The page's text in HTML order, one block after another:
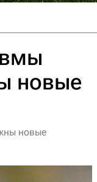
новые
новые